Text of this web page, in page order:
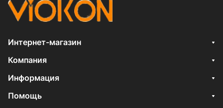
Интернет-магазин
Компания
Информация
Помощь